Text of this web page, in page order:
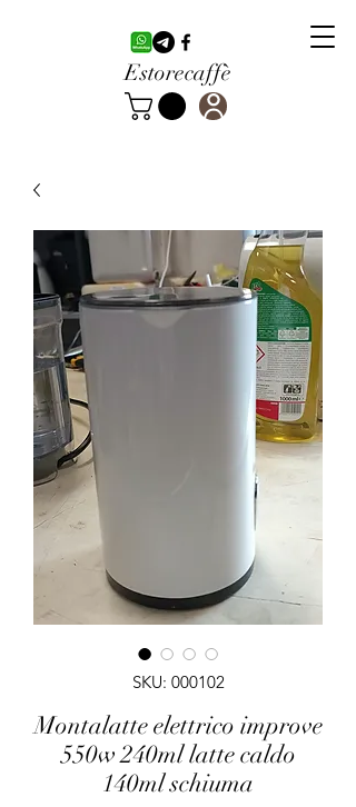
Estorecaffè
SKU: 000102
Montalatte elettrico improve
550w 240ml latte caldo
140ml schiuma